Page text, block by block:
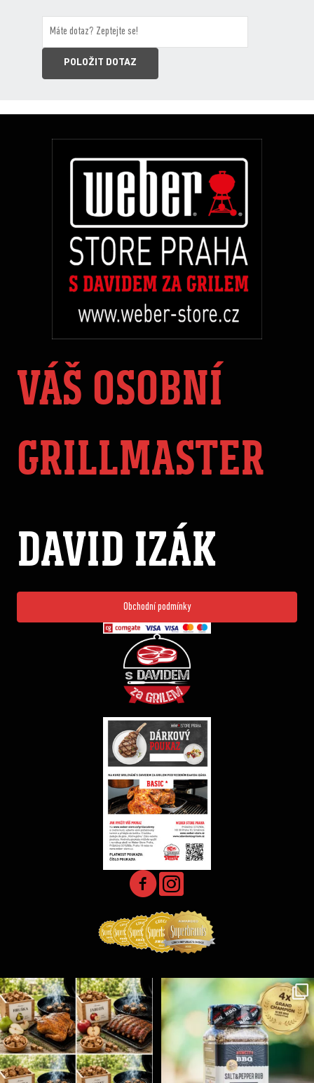
VÁŠ OSOBNÍ
GRILLMASTER
DAVID IZÁK
Obchodní podmínky
Udící špalíky - BORN TO SMOKE - různé druhy k...
3 0
Koření Suncity – autentická BBQ chuť u vás doma!...
1 0